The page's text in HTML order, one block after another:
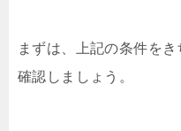
まずは、上記の条件を
確認しましょう。